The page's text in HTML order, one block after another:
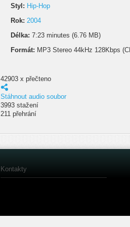
Styl: Hip-Hop
Rok: 2004
Délka: 7:23 minutes (6.76 MB)
Formát: MP3 Stereo 44kHz 128Kbps
42903 x přečteno
Stáhnout audio soubor
3993 stažení
211 přehrání
Kontakty